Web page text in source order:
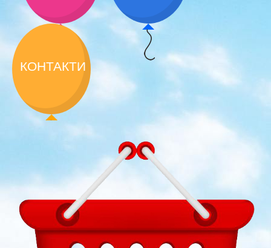
КОНТАКТИ